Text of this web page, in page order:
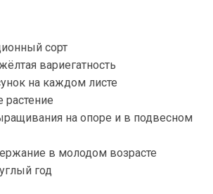
сорт
вариегатность
на каждом листе
растение
на опоре и в подвесном
в молодом возрасте
год